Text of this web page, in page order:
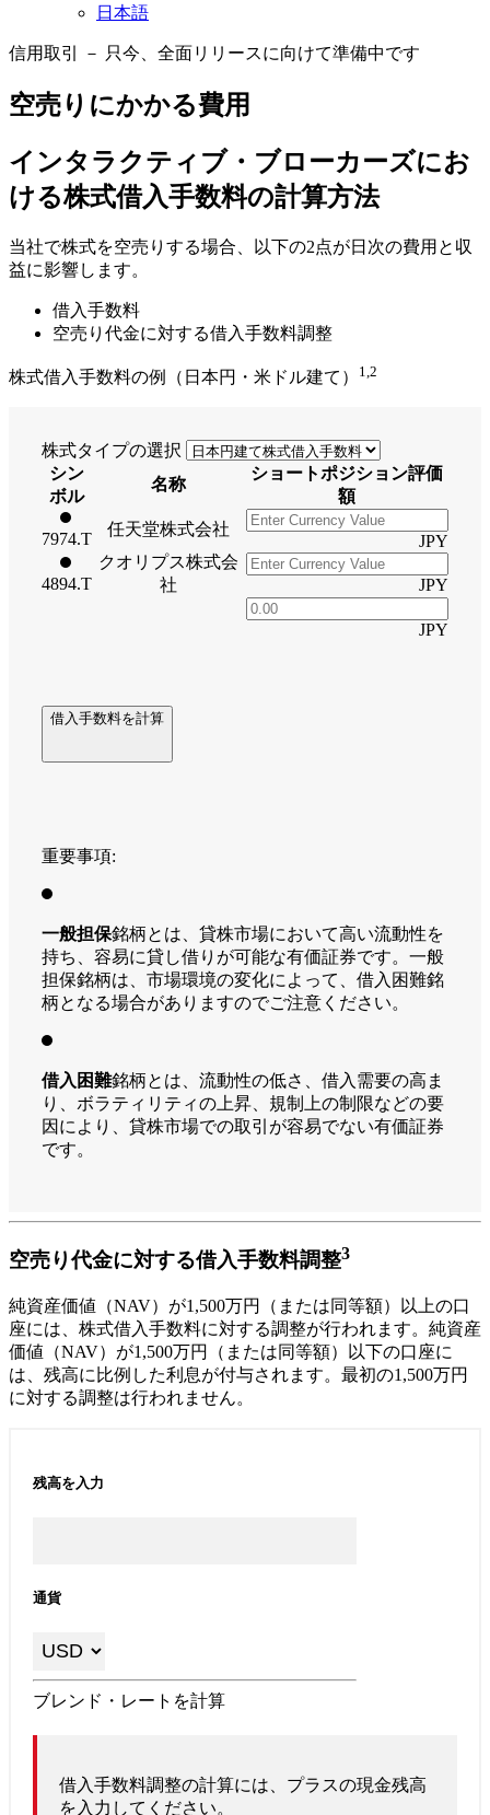
日本語
信用取引 － 只今、全面リリースに向けて準備中です
空売りにかかる費用
インタラクティブ・ブローカーズにお
ける株式借入手数料の計算方法
当社で株式を空売りする場合、以下の2点が日次の費用と収
益に影響します。
借入手数料
空売り代金に対する借入手数料調整
株式借入手数料の例（日本円・米ドル建て） 1,2
株式タイプの選択
シン
ボル
名称
ショートポジション評価
額
7974.T
任天堂株式会社
JPY
4894.T
クオリプス株式会
社
JPY
JPY
借入手数料を計算
重要事項:
一般担保銘柄とは、貸株市場において高い流動性を
持ち、容易に貸し借りが可能な有価証券です。一般
担保銘柄は、市場環境の変化によって、借入困難銘
柄となる場合がありますのでご注意ください。
借入困難銘柄とは、流動性の低さ、借入需要の高ま
り、ボラティリティの上昇、規制上の制限などの要
因により、貸株市場での取引が容易でない有価証券
です。
空売り代金に対する借入手数料調整3
純資産価値（NAV）が1,500万円（または同等額）以上の口
座には、株式借入手数料に対する調整が行われます。純資産
価値（NAV）が1,500万円（または同等額）以下の口座に
は、残高に比例した利息が付与されます。最初の1,500万円
に対する調整は行われません。
残高を入力
通貨
ブレンド・レートを計算
借入手数料調整の計算には、プラスの現金残高
を入力してください。